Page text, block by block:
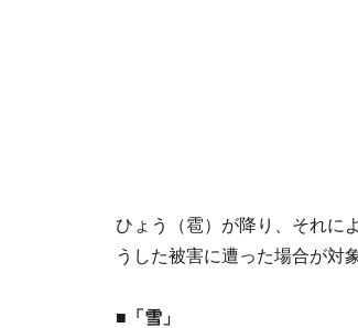
ひょう（雹）が降り、それに
うした被害に遭った場合が対
■「雪」